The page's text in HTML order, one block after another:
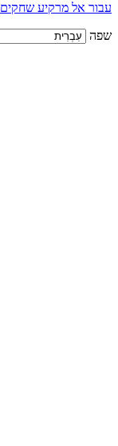
עבור אל מרקיע שחקים
שפה